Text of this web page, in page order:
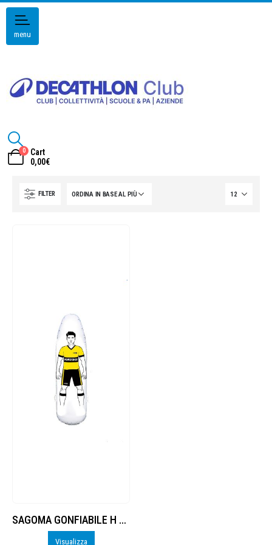
menu
0
Cart
0,00€
FILTER
SAGOMA GONFIABILE H 175 x RAGAZZI
Visualizza